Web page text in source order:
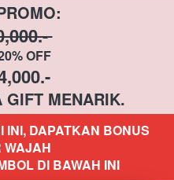
OFF
GIFT MENARIK.
INI, DAPATKAN BONUS
WAJAH
DI BAWAH INI